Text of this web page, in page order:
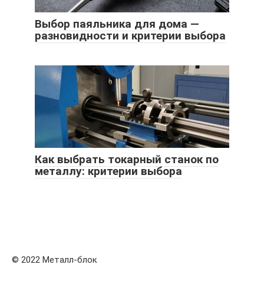
Выбор паяльника для дома —
разновидности и критерии выбора
Как выбрать токарный станок по
металлу: критерии выбора
© 2022 Металл-блок